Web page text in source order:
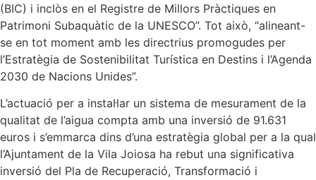
(BIC) i inclòs en el Registre de Millors Pràctiques en
Patrimoni Subaquàtic de la UNESCO”. Tot això, “alineant-
se en tot moment amb les directrius promogudes per
l’Estratègia de Sostenibilitat Turística en Destins i l’Agenda
2030 de Nacions Unides”.
L’actuació per a instal·lar un sistema de mesurament de la
qualitat de l’aigua compta amb una inversió de 91.631
euros i s’emmarca dins d’una estratègia global per a la qual
l’Ajuntament de la Vila Joiosa ha rebut una significativa
inversió del Pla de Recuperació, Transformació i